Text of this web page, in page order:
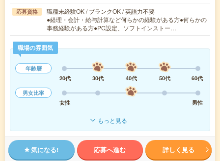
応募資格
職種未経験OK / ブランクOK / 英語力不要
●経理・会計・給与計算など何らかの経験がある方●何らかの
事務経験がある方●PC設定、ソフトインストー…
職場の雰囲気
年齢層
20代
30代 40代 50代
60代
男女比率
女性
男性
もっと見る
気になる! 応募へ進む 詳しく見る